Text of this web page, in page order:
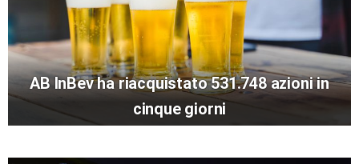
AB InBev ha riacquistato 531.748 azioni in
cinque giorni